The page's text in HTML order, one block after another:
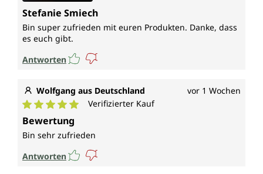
Stefanie Smiech
Bin super zufrieden mit euren Produkten. Danke, dass
es euch gibt.
Antworten
Wolfgang aus Deutschland vor 1 Wochen
Durchschnittliche Bewertung von 5 von 5 Sternen
Verifizierter Kauf
Bewertung
Bin sehr zufrieden
Antworten